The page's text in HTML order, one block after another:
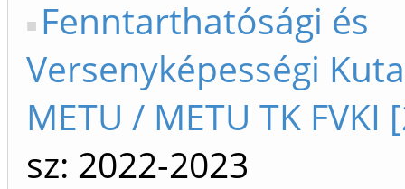
Fenntarthatósági és
Versenyképességi
METU / METU TK FVKI
sz: 2022-2023